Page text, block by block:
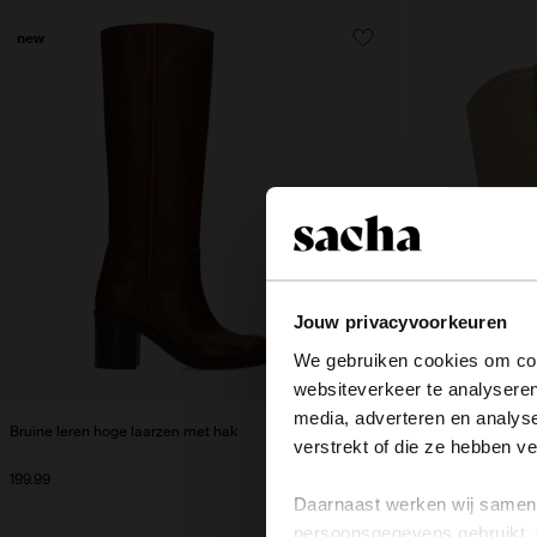
Jouw privacyvoorkeuren
We gebruiken cookies om
websiteverkeer te
media, adverteren en
verstrekt of die ze hebben
Daarnaast werken wij
persoonsgegevens
Bruine leren hoge laarzen met hak
199.99
new
Beige western